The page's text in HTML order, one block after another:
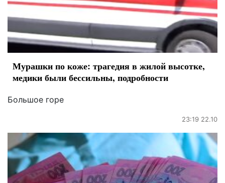
Мурашки по коже: трагедия в жилой высотке,
медики были бессильны, подробности
Большое горе
23:19 22.10